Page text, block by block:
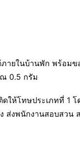
ายในบ้านพัก พร้อมข
0.5 กรัม
ให้โทษประเภทที่ 1
ส่งพนักงานสอบสวน